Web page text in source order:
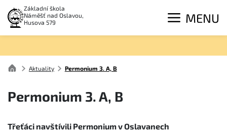
Základní škola
Náměšť nad Oslavou,
Husova 579
MENU
Aktuality Permonium 3. A, B
Permonium 3. A, B
Třeťáci navštívili Permonium v Oslavanech